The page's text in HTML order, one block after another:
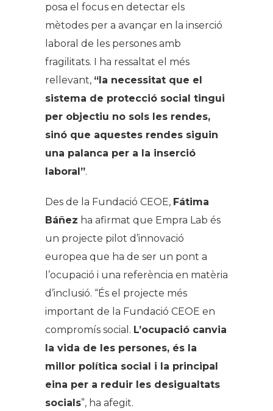
posa el focus en detectar els
mètodes per a avançar en la inserció
laboral de les persones amb
fragilitats. I ha ressaltat el més
rellevant, “la necessitat que el
sistema de protecció social tingui
per objectiu no sols les rendes,
sinó que aquestes rendes siguin
una palanca per a la inserció
laboral”.
Des de la Fundació CEOE, Fátima
Báñez ha afirmat que Empra Lab és
un projecte pilot d’innovació
europea que ha de ser un pont a
l’ocupació i una referència en matèria
d’inclusió. “És el projecte més
important de la Fundació CEOE en
compromís social. L’ocupació canvia
la vida de les persones, és la
millor política social i la principal
eina per a reduir les desigualtats
socials”, ha afegit.